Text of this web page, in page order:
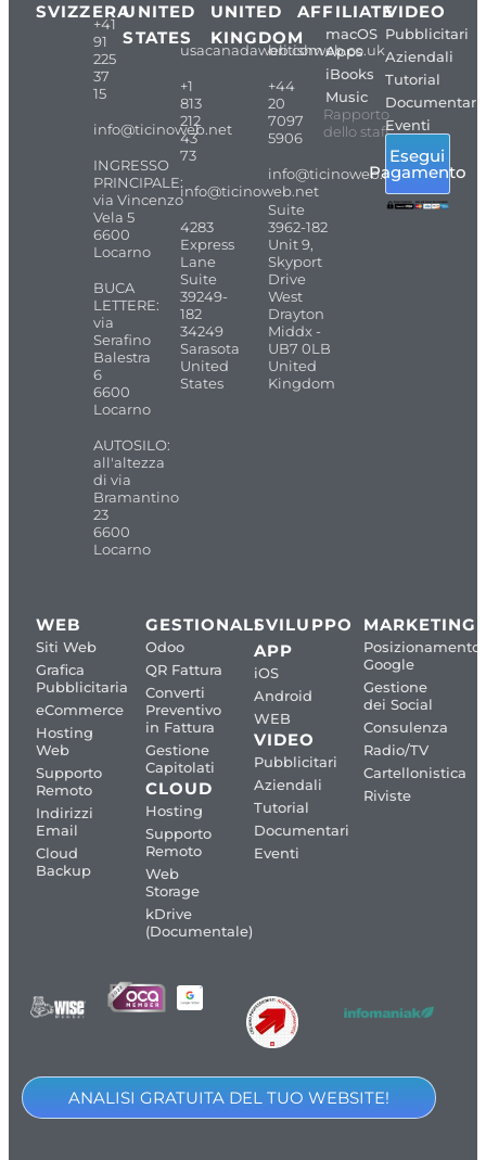
SVIZZERA
+41
91
225
37
15
info@ticinoweb.net
INGRESSO
PRINCIPALE:
via Vincenzo
Vela 5
6600
Locarno
BUCA
LETTERE:
via
Serafino
Balestra
6
6600
Locarno
AUTOSILO:
all'altezza
di via
Bramantino
23
6600
Locarno
UNITED
STATES
usacanadaweb.com
+1
813
212
43
73
info@ticinoweb.net
4283
Express
Lane
Suite
39249-
182
34249
Sarasota
United
States
UNITED
KINGDOM
britishweb.co.uk
+44
20
7097
5906
info@ticinoweb.net
Suite
3962-182
Unit 9,
Skyport
Drive
West
Drayton
Middx -
UB7 0LB
United
Kingdom
AFFILIATE
macOS
Apps
iBooks
Music
Rapporto
dello staff
VIDEO
Pubblicitari
Aziendali
Tutorial
Documentari
Eventi
Esegui
Pagamento
WEB
Siti Web
Grafica
Pubblicitaria
eCommerce
Hosting
Web
Supporto
Remoto
Indirizzi
Email
Cloud
Backup
GESTIONALI
Odoo
QR Fattura
Converti
Preventivo
in Fattura
Gestione
Capitolati
CLOUD
Hosting
Supporto
Remoto
Web
Storage
kDrive
(Documentale)
SVILUPPO
APP
iOS
Android
WEB
VIDEO
Pubblicitari
Aziendali
Tutorial
Documentari
Eventi
MARKETING
Posizionamento
Google
Gestione
dei Social
Consulenza
Radio/TV
Cartellonistica
Riviste
ANALISI GRATUITA DEL TUO WEBSITE!